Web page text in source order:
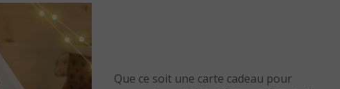
Que ce soit une carte cadeau pour